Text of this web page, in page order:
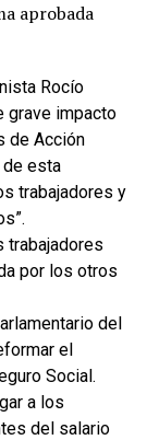
aprobada
Rocío
grave impacto
de Acción
de esta
trabajadores y
trabajadores
por los otros
del
el
Social.
a los
del salario